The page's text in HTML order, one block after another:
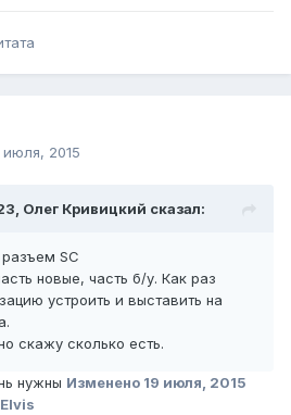
июля, 2015
Олег Кривицкий сказал:
разъем SC
новые, часть б/у. Как раз
устроить и выставить на
скажу сколько есть.
нужны Изменено 19 июля, 2015